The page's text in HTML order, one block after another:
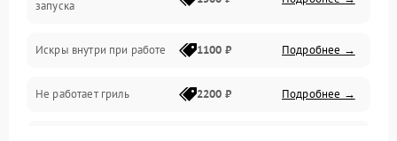
Программное обеспечение
запуска
Искры внутри при работе 1100 ₽ Подробнее →
Не работает гриль 2200 ₽ Подробнее →